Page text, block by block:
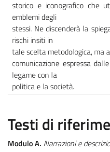
storico e iconografico che
emblemi degli
stessi. Ne discenderà la
rischi insiti in
tale scelta metodologica, ma
comunicazione espressa
legame con la
politica e la società.
Testi di
Modulo A. Narrazioni e